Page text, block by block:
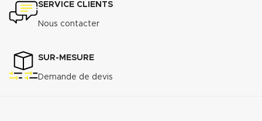
SERVICE CLIENTS
Nous contacter
SUR-MESURE
Demande de devis